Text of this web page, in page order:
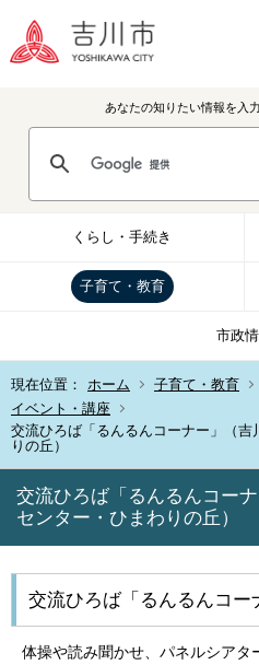
あなたの知りたい情報を入
くらし・手続き
子育て・教育
市政
現在位置： ホーム 子育て・教育
イベント・講座
交流ひろば「るんるんコーナー」（
りの丘）
交流ひろば「るんるんコー
センター・ひまわりの丘）
交流ひろば「るんるんコー
体操や読み聞かせ、パネルシアタ